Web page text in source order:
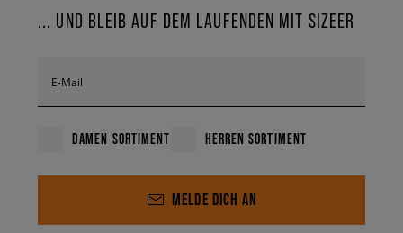
... UND BLEIB AUF DEM LAUFENDEN MIT SIZEER
E-Mail
DAMEN SORTIMENT HERREN SORTIMENT
MELDE DICH AN